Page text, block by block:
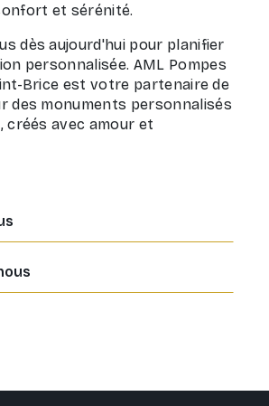
et sérénité.
dès aujourd'hui pour planifier
personnalisée. AML Pompes
Brice est votre partenaire de
des monuments personnalisés
créés avec amour et